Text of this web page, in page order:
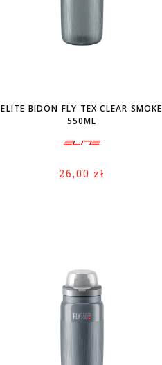
ELITE BIDON FLY TEX CLEAR SMOKE
550ML
26,00 zł